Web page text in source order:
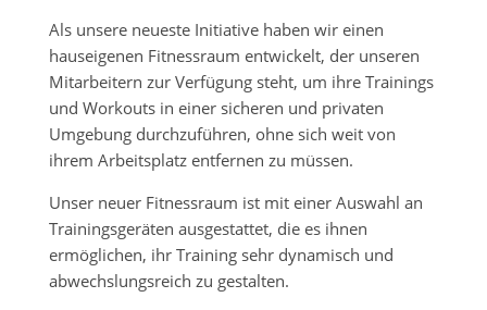
Als unsere neueste Initiative haben wir einen
hauseigenen Fitnessraum entwickelt, der unseren
Mitarbeitern zur Verfügung steht, um ihre Trainings
und Workouts in einer sicheren und privaten
Umgebung durchzuführen, ohne sich weit von
ihrem Arbeitsplatz entfernen zu müssen.
Unser neuer Fitnessraum ist mit einer Auswahl an
Trainingsgeräten ausgestattet, die es ihnen
ermöglichen, ihr Training sehr dynamisch und
abwechslungsreich zu gestalten.